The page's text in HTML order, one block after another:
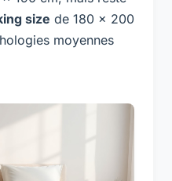
size de 180 x 200
moyennes